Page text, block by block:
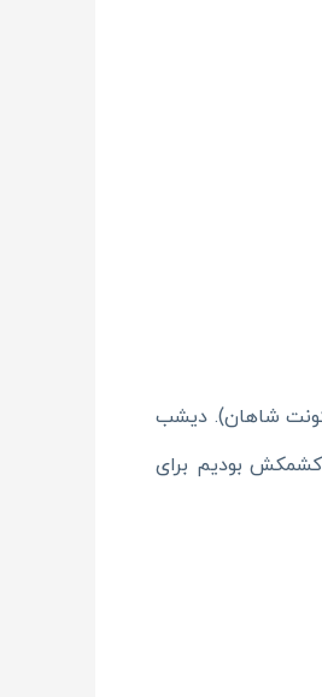
سکونت شاهان). دیشب
حال کشمکش بودیم برای